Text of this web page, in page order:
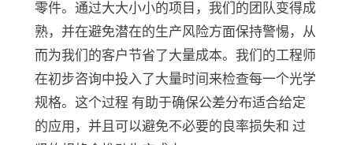
零件。通过大大小小的项目，我们的团队变得成
熟，并在避免潜在的生产风险方面保持警惕，从
而为我们的客户节省了大量成本。我们的工程师
在初步咨询中投入了大量时间来检查每一个光学
规格。这个过程 有助于确保公差分布适合给定
的应用，并且可以避免不必要的良率损失和过